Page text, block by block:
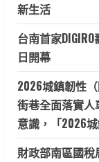
新生活
台南首家
日開幕
2026城鎮韌性
街巷全面落實
意識，「2026城
財政部南區國稅